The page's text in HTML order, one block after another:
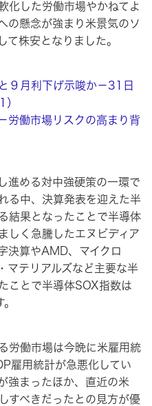
化した労働市場やかねてよ
の懸念が強まり米景気のソ
て株安となりました。
９月利下げ示唆か－31日
労働市場リスクの高まり背
進める対中強硬策の一環で
る中、決算発表を迎えた半
結果となったことで半導体
しく急騰したエヌビディア
決算やAMD、マイクロ
マテリアルズなど主要な半
ことで半導体SOX指数は
労働市場は今晩に米雇用統
雇用統計が急悪化してい
強まったほか、直近の米
すべきだったとの見方が優